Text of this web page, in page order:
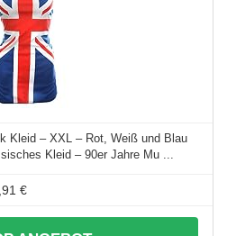
Kleid – XXL – Rot, Weiß und Blau
Kleid – 90er Jahre Mu ...
€